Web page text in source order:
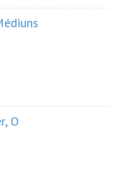
O